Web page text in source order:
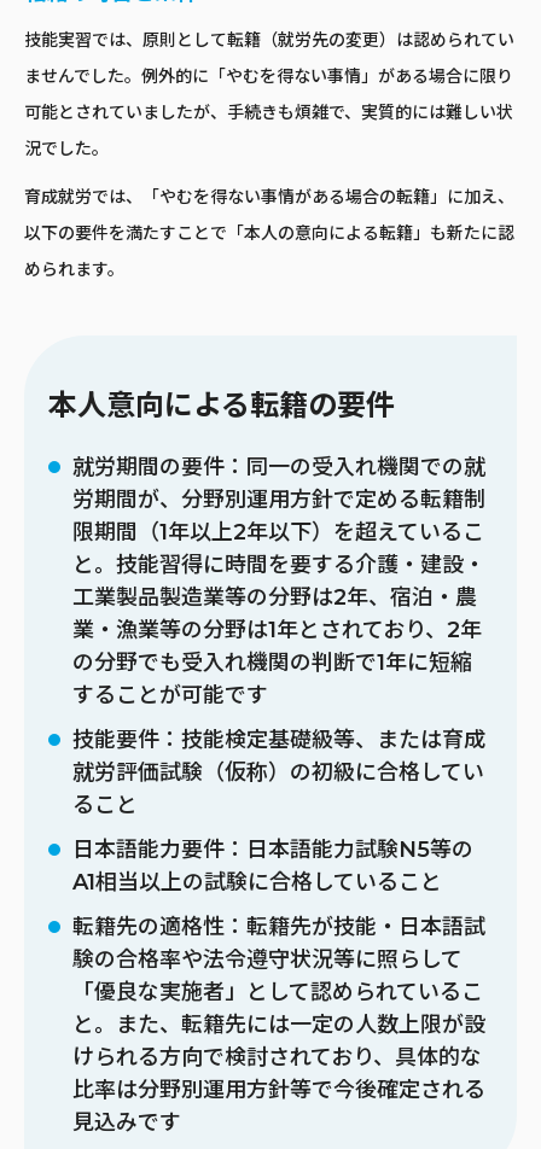
技能実習では、原則として転籍（就労先の変更）は認められてい
ませんでした。例外的に「やむを得ない事情」がある場合に限り
可能とされていましたが、手続きも煩雑で、実質的には難しい状
況でした。
育成就労では、「やむを得ない事情がある場合の転籍」に加え、
以下の要件を満たすことで「本人の意向による転籍」も新たに認
められます。
本人意向による転籍の要件
就労期間の要件：同一の受入れ機関での就
労期間が、分野別運用方針で定める転籍制
限期間（1年以上2年以下）を超えているこ
と。技能習得に時間を要する介護・建設・
工業製品製造業等の分野は2年、宿泊・農
業・漁業等の分野は1年とされており、2年
の分野でも受入れ機関の判断で1年に短縮
することが可能です
技能要件：技能検定基礎級等、または育成
就労評価試験（仮称）の初級に合格してい
ること
日本語能力要件：日本語能力試験N5等の
A1相当以上の試験に合格していること
転籍先の適格性：転籍先が技能・日本語試
験の合格率や法令遵守状況等に照らして
「優良な実施者」として認められているこ
と。また、転籍先には一定の人数上限が設
けられる方向で検討されており、具体的な
比率は分野別運用方針等で今後確定される
見込みです